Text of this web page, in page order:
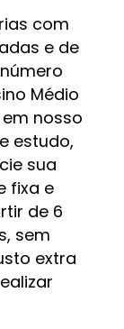
com
e de
Médio
nosso
estudo,
sua
fixa e
de 6
sem
extra